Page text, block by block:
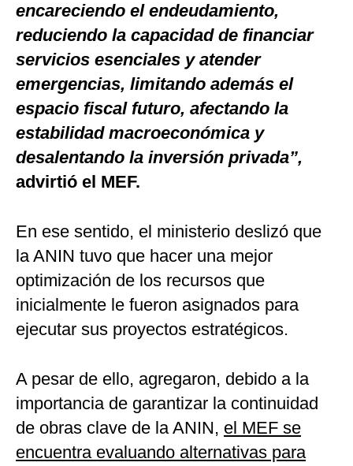
encareciendo el endeudamiento,
reduciendo la capacidad de financiar
servicios esenciales y atender
emergencias, limitando además el
espacio fiscal futuro, afectando la
estabilidad macroeconómica y
desalentando la inversión privada”,
advirtió el MEF.
En ese sentido, el ministerio deslizó que
la ANIN tuvo que hacer una mejor
optimización de los recursos que
inicialmente le fueron asignados para
ejecutar sus proyectos estratégicos.
A pesar de ello, agregaron, debido a la
importancia de garantizar la continuidad
de obras clave de la ANIN, el MEF se
encuentra evaluando alternativas para